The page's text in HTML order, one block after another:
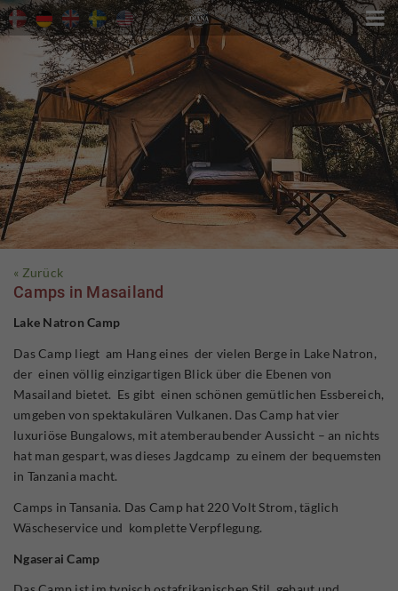

« Zurück
Camps in Masailand
Lake Natron Camp
Das Camp liegt am Hang eines der vielen Berge in Lake Natron,
der einen völlig einzigartigen Blick über die Ebenen von
Masailand bietet. Es gibt einen schönen gemütlichen Essbereich,
umgeben von spektakulären Vulkanen. Das Camp hat vier
luxuriöse Bungalows, mit atemberaubender Aussicht – an nichts
hat man gespart, was dieses Jagdcamp zu einem der bequemsten
in Tanzania macht.
Camps in Tansania. Das Camp hat 220 Volt Strom, täglich
Wäscheservice und komplette Verpflegung.
Ngaserai Camp